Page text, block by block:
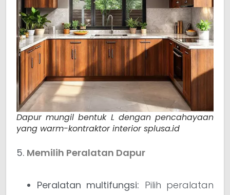
Dapur mungil bentuk L dengan pencahayaan
yang warm-kontraktor interior splusa.id
5. Memilih Peralatan Dapur
Peralatan multifungsi: Pilih peralatan